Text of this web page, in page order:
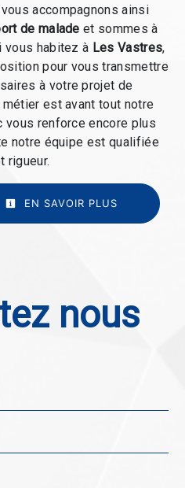
accompagnons ainsi
de malade et sommes à
vous habitez à Les Vastres,
pour vous transmettre
à votre projet de
métier est avant tout notre
vous renforce encore plus
notre équipe est qualifiée
rigueur.
EN SAVOIR PLUS
nous